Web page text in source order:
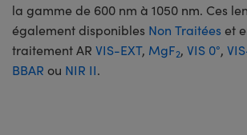
la gamme de 600 nm à 1050 nm. Ces
également disponibles Non Traitéeset
traitement AR VIS-EXT, MgF2, VIS 0°,
BBAR ou NIR II.